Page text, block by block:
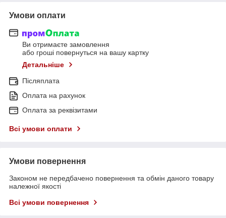
Умови оплати
Ви отримаєте замовлення
або гроші повернуться на вашу картку
Детальніше
Післяплата
Оплата на рахунок
Оплата за реквізитами
Всі умови оплати
Умови повернення
Законом не передбачено повернення та обмін даного товару
належної якості
Всі умови повернення